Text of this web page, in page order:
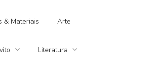
& Materiais Arte
Literatura